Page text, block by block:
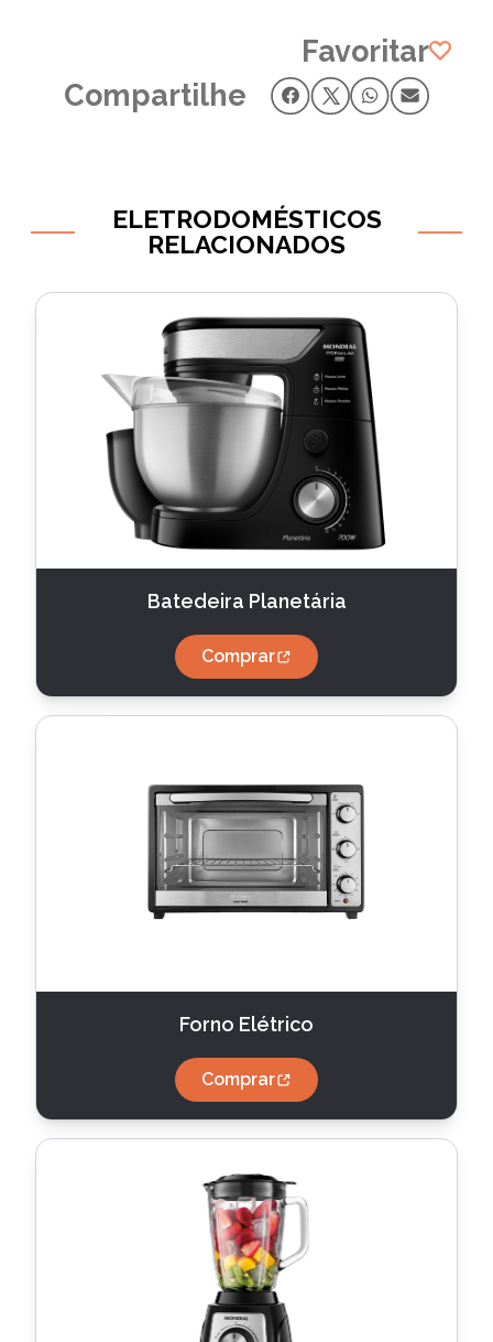
Favoritar
Compartilhe
ELETRODOMÉSTICOS
RELACIONADOS
Batedeira Planetária
Comprar
Forno Elétrico
Comprar